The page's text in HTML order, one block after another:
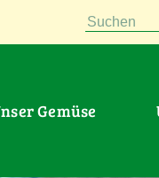
Suchen
Unser Gemüse